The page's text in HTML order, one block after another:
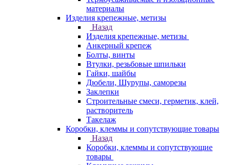
материалы
Изделия крепежные, метизы
Назад
Изделия крепежные, метизы
Анкерный крепеж
Болты, винты
Втулки, резьбовые шпильки
Гайки, шайбы
Дюбели, Шурупы, саморезы
Заклепки
Строительные смеси, герметик, клей,
растворитель
Такелаж
Коробки, клеммы и сопутствующие товары
Назад
Коробки, клеммы и сопутствующие
товары